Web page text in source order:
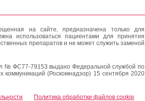
на сайте, предназначена только для
использоваться пациентами для принятия
препаратов и не может служить заменой
№ ФС77-79153 выдано Федеральной службой по
(Роскомнадзор) 15 сентября 2020
Политика обработки файлов cookie